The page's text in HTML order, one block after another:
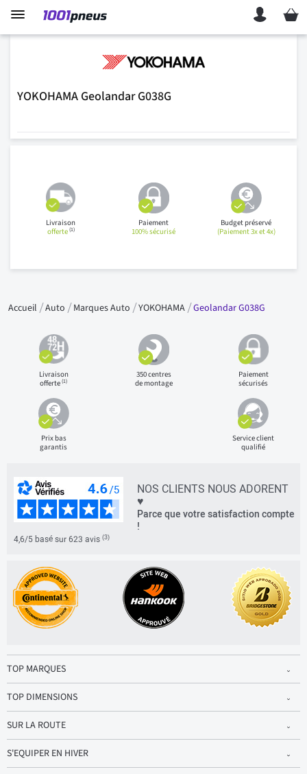
Mon
YOKOHAMA Geolandar G038G
Livraison
offerte(1)
Paiement
100% sécurisé
Budget préservé
(Paiement 3x et 4x)
Accueil Auto Marques Auto YOKOHAMA Geolandar G038G
Livraison
offerte(1)
350 centres
de montage
Paiement
sécurisés
Prix bas
garantis
Service client
qualifié
NOS CLIENTS NOUS ADORENT
♥
Parce que votre satisfaction compte
!
4,6/5 basé sur 623 avis (3)
TOP MARQUES
TOP DIMENSIONS
SUR LA ROUTE
S'EQUIPER EN HIVER